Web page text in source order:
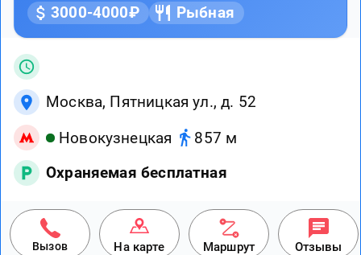
3000-4000₽ Рыбная
Москва, Пятницкая ул., д. 52
Новокузнецкая
857 м
Охраняемая бесплатная
Вызов На карте Маршрут Отзывы